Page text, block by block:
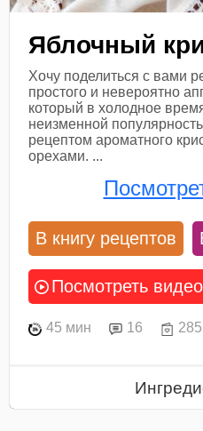
Яблочный
Хочу поделиться с вами
простого и невероятно
который в холодное
неизменной
рецептом ароматного
орехами. ...
В книгу рецептов
Посмотреть видео
45 мин 16 285